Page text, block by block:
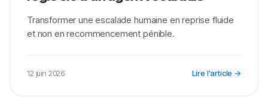
Transformer une escalade humaine en reprise fluide
et non en recommencement pénible.
12 juin 2026 Lire l'article →